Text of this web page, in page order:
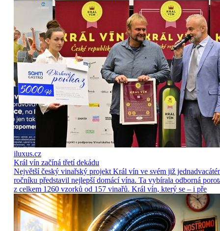
iluxus.cz
Král vín začíná třetí dekádu
Největší český vinařský projekt Král vín ve svém již
ročníku představil nejlepší domácí vína. Ta vybírala odborná
z celkem 1260 vzorků od 157 vinařů. Král vín, který se – i pře